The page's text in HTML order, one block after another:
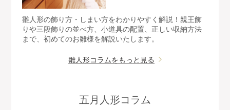
雛人形の飾り方・しまい方をわかりやすく解説！親王飾
りや三段飾りの並べ方、小道具の配置、正しい収納方法
まで、初めてのお雛様を解説いたします。
雛人形コラムをもっと見る
五月人形コラム